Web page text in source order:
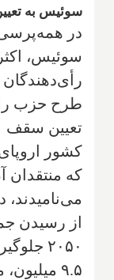
سوئیس به
طرح حزب
کشور
که
۲۰۵۰
۹.۵